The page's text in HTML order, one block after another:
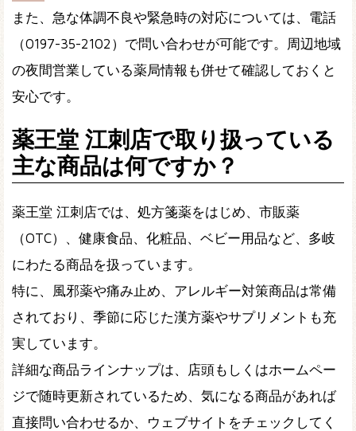
また、急な体調不良や緊急時の対応については、電話
（0197-35-2102）で問い合わせが可能です。周辺地域
の夜間営業している薬局情報も併せて確認しておくと
安心です。
薬王堂 江刺店で取り扱っている
主な商品は何ですか？
薬王堂 江刺店では、処方箋薬をはじめ、市販薬
（OTC）、健康食品、化粧品、ベビー用品など、多岐
にわたる商品を扱っています。
特に、風邪薬や痛み止め、アレルギー対策商品は常備
されており、季節に応じた漢方薬やサプリメントも充
実しています。
詳細な商品ラインナップは、店頭もしくはホームペー
ジで随時更新されているため、気になる商品があれば
直接問い合わせるか、ウェブサイトをチェックしてく